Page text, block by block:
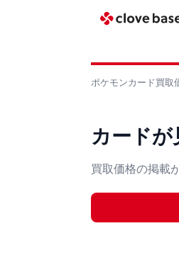
ポケモンカード買取
カード
買取価格の掲載